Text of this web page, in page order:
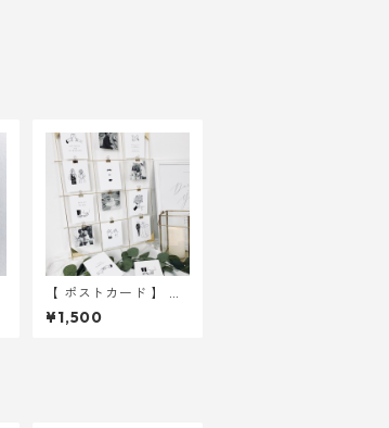
【 ポストカード 】 ウ
ェディングイラスト 1
0枚 ｜ 結婚式 ウェル
¥1,500